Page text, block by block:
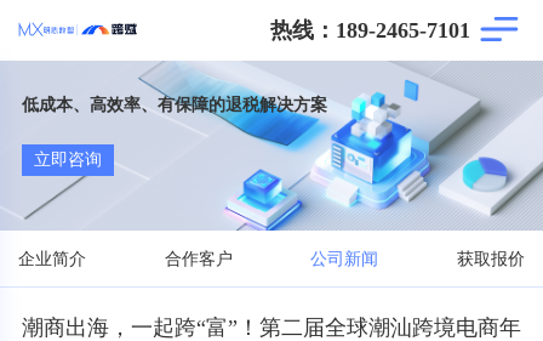
热线：189-2465-7101
低成本、高效率、有保障的退税解决方案
立即咨询
企业简介 合作客户 公司新闻 获取报价
潮商出海，一起跨“富”！第二届全球潮汕跨境电商年